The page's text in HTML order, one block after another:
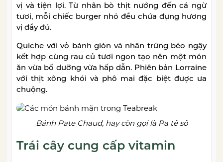
vị và tiện lợi. Từ nhân bò thịt nướng đến cá ngừ
tươi, mỗi chiếc burger nhỏ đều chứa đựng hương
vị đầy đủ.
Quiche với vỏ bánh giòn và nhân trứng béo ngậy
kết hợp cùng rau củ tươi ngon tạo nên một món
ăn vừa bổ dưỡng vừa hấp dẫn. Phiên bản Lorraine
với thịt xông khói và phô mai đặc biệt được ưa
chuộng.
Bánh Pate Chaud, hay còn gọi là Pa tê sô
Trái cây cung cấp vitamin